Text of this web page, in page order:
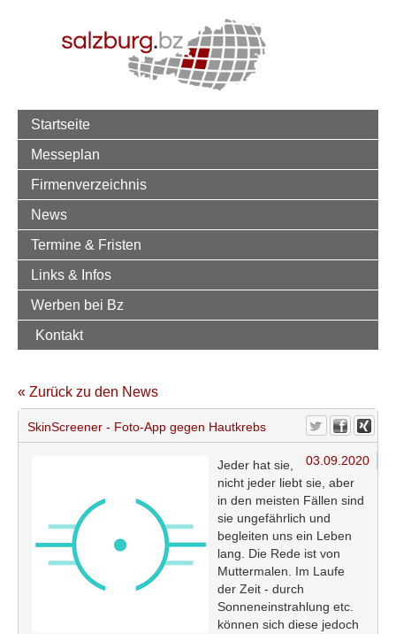
Startseite
Messeplan
Firmenverzeichnis
News
Termine & Fristen
Links & Infos
Werben bei Bz
Kontakt
« Zurück zu den News
SkinScreener - Foto-App gegen Hautkrebs
03.09.2020
Jeder hat sie,
nicht jeder liebt sie, aber
in den meisten Fällen sind
sie ungefährlich und
begleiten uns ein Leben
lang. Die Rede ist von
Muttermalen. Im Laufe
der Zeit - durch
Sonneneinstrahlung etc.
können sich diese jedoch